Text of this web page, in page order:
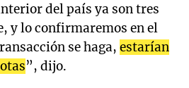
del país ya son tres
y lo confirmaremos en el
se haga, estarían
”, dijo.